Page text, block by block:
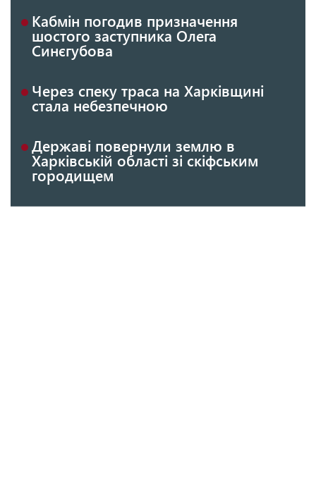
Кабмін погодив призначення
шостого заступника Олега
Синєгубова
Через спеку траса на Харківщині
стала небезпечною
Державі повернули землю в
Харківській області зі скіфським
городищем